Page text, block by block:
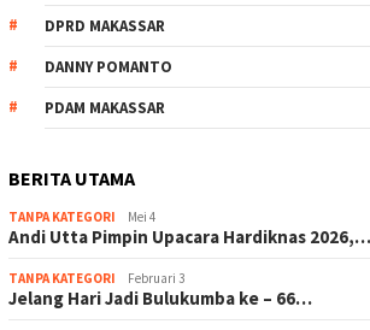
DPRD MAKASSAR
DANNY POMANTO
PDAM MAKASSAR
BERITA UTAMA
TANPA KATEGORI Mei 4
Andi Utta Pimpin Upacara Hardiknas 2026,…
TANPA KATEGORI Februari 3
Jelang Hari Jadi Bulukumba ke – 66…